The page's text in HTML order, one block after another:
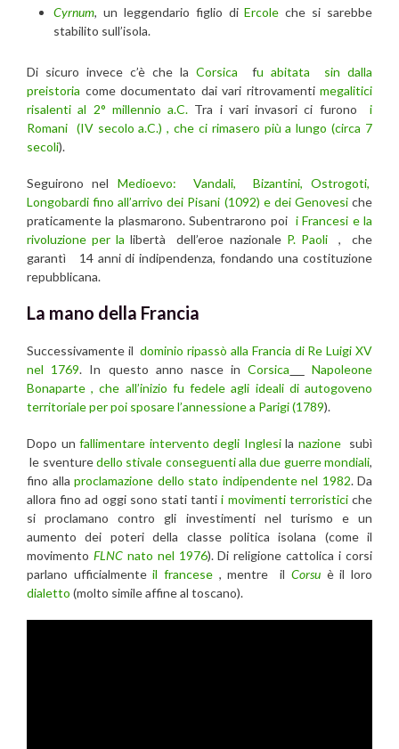
Cyrnum, un leggendario figlio diErcole che si sarebbe
stabilito sull’isola.
Di sicuro invece c’è che la Corsica fu abitata sin dalla
preistoria come documentato dai vari ritrovamenti megalitici
risalenti al 2° millennio a.C. Tra i vari invasori ci furono i
Romani (IV secolo a.C.) , che ci rimasero più a lungo (circa 7
secoli).
Seguirono nel Medioevo: Vandali, Bizantini, Ostrogoti,
Longobardi fino all’arrivo dei Pisani (1092) e dei Genovesiche
praticamente la plasmarono. Subentrarono poi i Francesi e la
rivoluzione per la libertà dell’eroe nazionale P. Paoli, che
garantì 14 anni di indipendenza, fondando una costituzione
repubblicana.
La mano della Francia
Successivamente ildominio ripassò alla Francia di Re Luigi XV
nel 1769. In questo anno nasce inCorsica
Napoleone
Bonaparte , che all’inizio fu fedele agli ideali di autogoveno
territoriale per poi sposare l’annessione a Parigi (1789).
Dopo unfallimentare intervento degli Inglesila nazione subì
le sventuredello stivale conseguenti alla due guerre mondiali,
fino alla proclamazione dello stato indipendente nel 1982. Da
allora fino ad oggi sono stati tantii movimenti terroristiciche
si proclamano contro gli investimenti nel turismo e un
aumento dei poteri della classe politica isolana (come il
movimento FLNCnato nel 1976). Di religione cattolica i corsi
parlano ufficialmenteil francese, mentre ilCorsu è il loro
dialetto (molto simile affine al toscano).